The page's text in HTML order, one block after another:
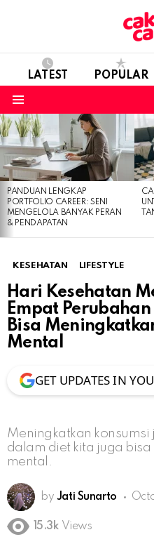
LATEST POPULAR
LATEST
STORIES
PANDUAN LENGKAP
PORTFOLIO CAREER: SENI
MENGELOLA BANYAK PERAN
& PENDAPATAN
KESEHATAN LIFESTYLE
Hari Kesehatan
Empat
Bisa
Mental
GET UPDATES IN
Meningkatkan
dalam diet kita juga
mental.
by Jati Sunarto
15.3k Views